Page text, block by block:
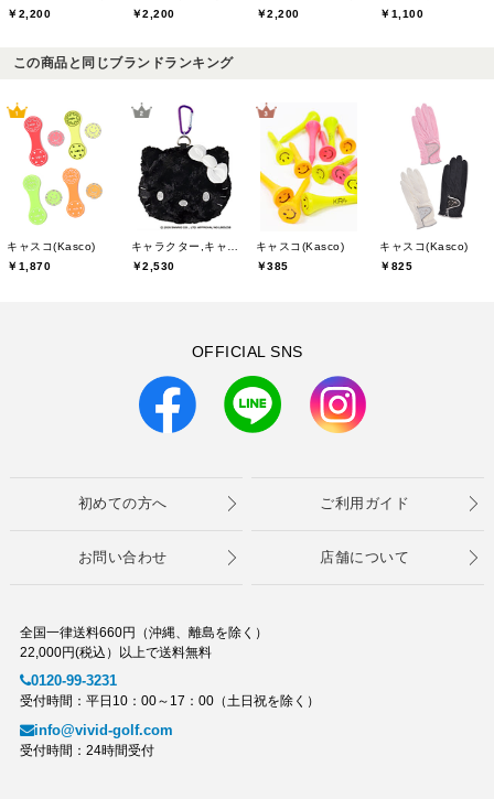
￥2,200
￥2,200
￥2,200
￥1,100
この商品と同じブランドランキング
キャスコ(Kasco)
￥1,870
￥2,530
キャスコ(Kasco)
￥385
キャスコ(Kasco)
￥825
OFFICIAL SNS
初めての方へ ご利用ガイド
お問い合わせ 店舗について
全国一律送料660円（沖縄、離島を除く）
22,000円(税込）以上で送料無料
0120-99-3231
受付時間：平日10：00～17：00（土日祝を除く）
info@vivid-golf.com
受付時間：24時間受付